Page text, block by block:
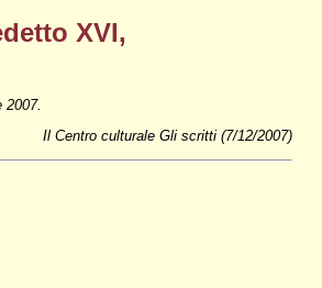
XVI,
2007.
Il Centro culturale Gli scritti (7/12/2007)